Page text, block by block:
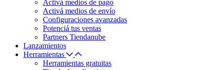
Activá medios de pago
Activá medios de envío
Configuraciones avanzadas
Potenciá tus ventas
Partners Tiendanube
Lanzamientos
Herramientas
Herramientas gratuitas